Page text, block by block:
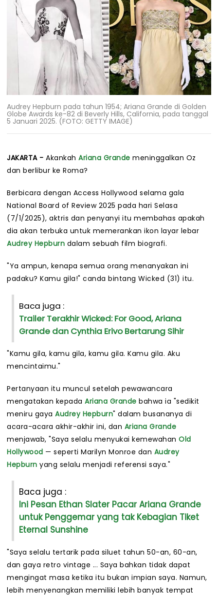
Audrey Hepburn pada tahun 1954; Ariana Grande di Golden
Globe Awards ke-82 di Beverly Hills, California, pada tanggal
5 Januari 2025. (FOTO: GETTY IMAGE)
JAKARTA - Akankah Ariana Grande meninggalkan Oz
dan berlibur ke Roma?
Berbicara dengan Access Hollywood selama gala
National Board of Review 2025 pada hari Selasa
(7/1/2025), aktris dan penyanyi itu membahas apakah
dia akan terbuka untuk memerankan ikon layar lebar
Audrey Hepburn dalam sebuah film biografi.
"Ya ampun, kenapa semua orang menanyakan ini
padaku? Kamu gila!" canda bintang Wicked (31) itu.
Baca juga :
Trailer Terakhir Wicked: For Good, Ariana
Grande dan Cynthia Erivo Bertarung Sihir
"Kamu gila, kamu gila, kamu gila. Kamu gila. Aku
mencintaimu."
Pertanyaan itu muncul setelah pewawancara
mengatakan kepada Ariana Grande bahwa ia "sedikit
meniru gaya Audrey Hepburn" dalam busananya di
acara-acara akhir-akhir ini, dan Ariana Grande
menjawab, "Saya selalu menyukai kemewahan Old
Hollywood — seperti Marilyn Monroe dan Audrey
Hepburn yang selalu menjadi referensi saya."
Baca juga :
Ini Pesan Ethan Slater Pacar Ariana Grande
untuk Penggemar yang tak Kebagian Tiket
Eternal Sunshine
"Saya selalu tertarik pada siluet tahun 50-an, 60-an,
dan gaya retro vintage ... Saya bahkan tidak dapat
mengingat masa ketika itu bukan impian saya. Namun,
lebih menyenangkan memiliki lebih banyak tempat